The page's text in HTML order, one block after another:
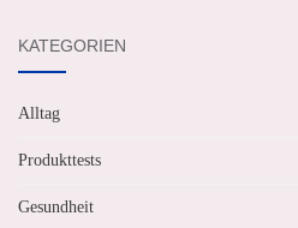
KATEGORIEN
Alltag
Produkttests
Gesundheit